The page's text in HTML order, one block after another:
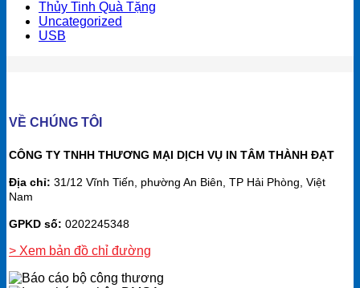
Thủy Tinh Quà Tặng
Uncategorized
USB
VỀ CHÚNG TÔI
CÔNG TY TNHH THƯƠNG MẠI DỊCH VỤ IN TÂM THÀNH ĐẠT
Địa chỉ: 31/12 Vĩnh Tiến, phường An Biên, TP Hải Phòng, Việt
Nam
GPKD số: 0202245348
> Xem bản đồ chỉ đường